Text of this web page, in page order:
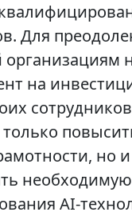
Для
организациям
на
но и
необходимую
AI-